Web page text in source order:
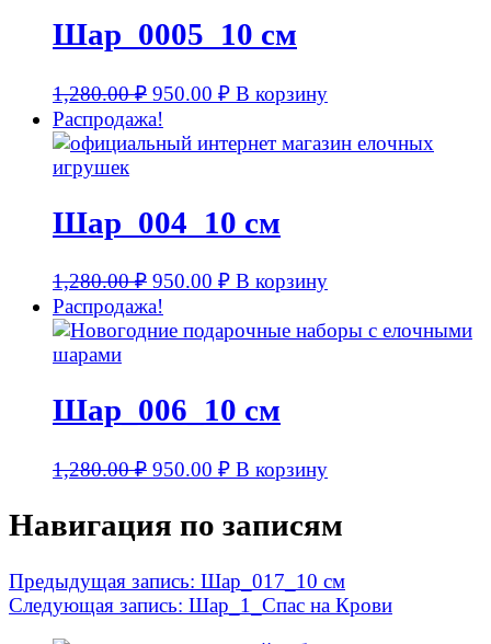
Шар_0005_10 см
1,280.00₽ 950.00 ₽ В корзину
Распродажа!
Шар_004_10 см
1,280.00₽ 950.00 ₽ В корзину
Распродажа!
Шар_006_10 см
1,280.00₽ 950.00 ₽ В корзину
Навигация по записям
Предыдущая запись: Шар_017_10 см
Следующая запись: Шар_1_Спас на Крови